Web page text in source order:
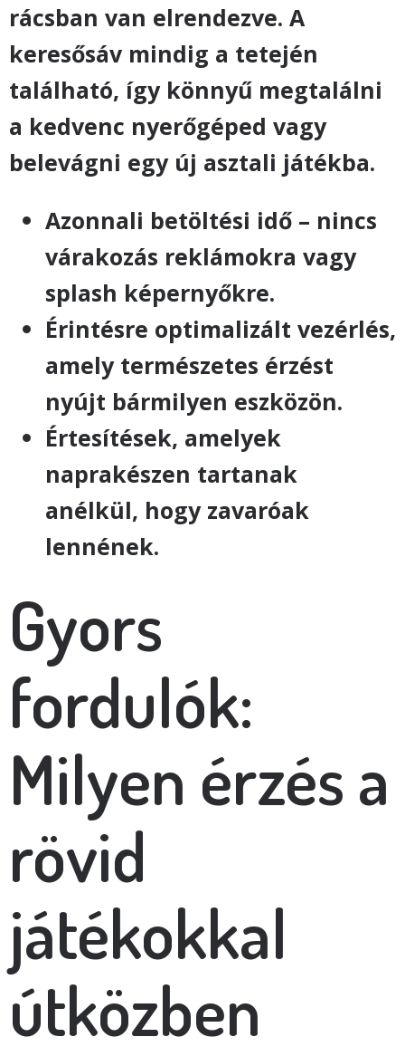
rácsban van elrendezve. A
keresősáv mindig a tetején
található, így könnyű megtalálni
a kedvenc nyerőgéped vagy
belevágni egy új asztali játékba.
Azonnali betöltési idő – nincs
várakozás reklámokra vagy
splash képernyőkre.
Érintésre optimalizált vezérlés,
amely természetes érzést
nyújt bármilyen eszközön.
Értesítések, amelyek
naprakészen tartanak
anélkül, hogy zavaróak
lennének.
Gyors
fordulók:
Milyen érzés a
rövid
játékokkal
útközben